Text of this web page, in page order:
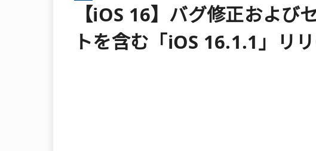
【iOS 16】バグ修正および
トを含む「iOS 16.1.1」リ